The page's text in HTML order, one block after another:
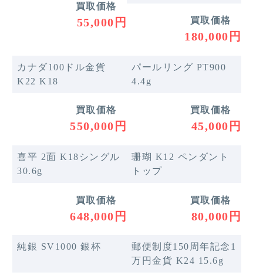
買取価格
55,000円 買取価格
180,000円
カナダ100ドル金貨
K22 K18
買取価格
550,000円
パールリング PT900
4.4g
買取価格
45,000円
喜平 2面 K18シングル
30.6g
買取価格
648,000円
珊瑚 K12 ペンダント
トップ
買取価格
80,000円
純銀 SV1000 銀杯
郵便制度150周年記念1
万円金貨 K24 15.6g